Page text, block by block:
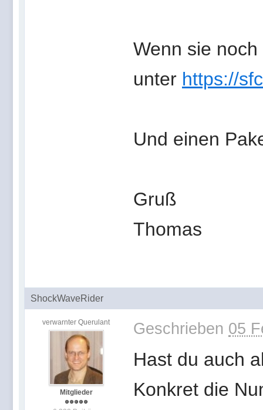
Wenn sie
unter https://
Und einen
Gruß
Thomas
ShockWaveRider
verwarnter Querulant
Mitglieder
Geschrieben 05
Hast du auch
Konkret die